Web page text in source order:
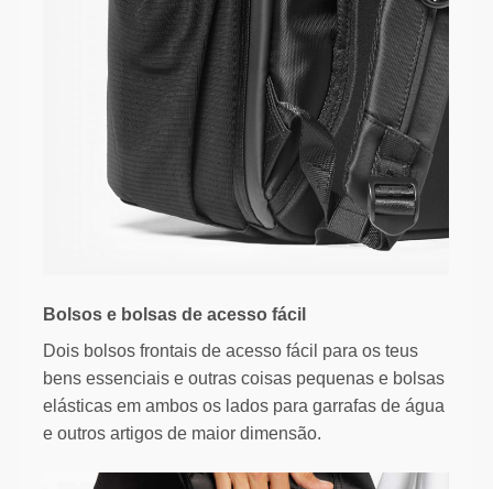
Bolsos e bolsas de acesso fácil
Dois bolsos frontais de acesso fácil para os teus
bens essenciais e outras coisas pequenas e bolsas
elásticas em ambos os lados para garrafas de água
e outros artigos de maior dimensão.